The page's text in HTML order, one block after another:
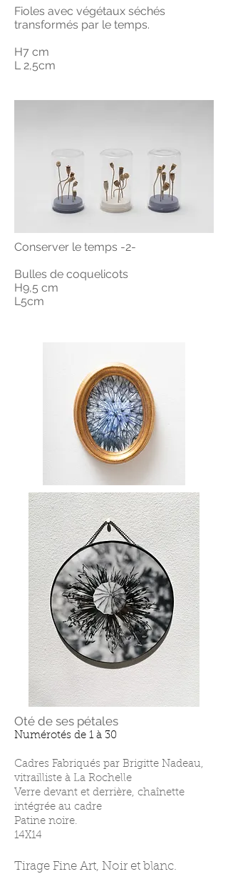
Fioles avec végétaux séchés
transformés par le temps.
H7 cm
L 2,5cm
Conserver le temps -2-
Bulles de coquelicots
H9,5 cm
L5cm
Oté de ses pétales
Numérotés de 1 à 30
Cadres Fabriqués par Brigitte Nadeau,
vitrailliste à La Rochelle
Verre devant et derrière, chaînette
intégrée au cadre
Patine noire.
14X14
Tirage Fine Art, Noir et blanc.